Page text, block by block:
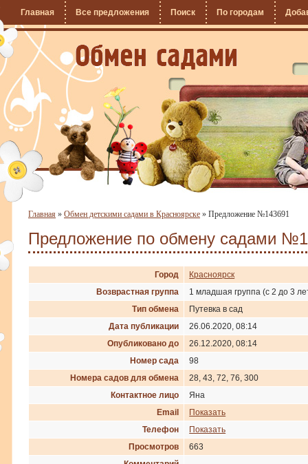
Главная Все предложения Поиск По городам
Главная » Обмен детскими садами в Красноярске » Предложение №143691
Предложение по обмену садами
Город
Красноярск
Возврастная группа
1 младшая группа (с 2 до 3
Тип обмена
Путевка в сад
Дата публикации
26.06.2020, 08:14
Опубликовано до
26.12.2020, 08:14
Номер сада
98
Номера садов для обмена
28, 43, 72, 76, 300
Контактное лицо
Яна
Email
Показать
Телефон
Показать
Просмотров
663